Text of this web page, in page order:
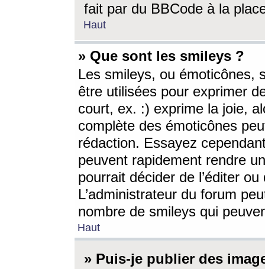
fait par du BBCode à la
Haut
» Que sont les smileys ?
Les smileys, ou émoticônes,
être utilisées pour exprimer
court, ex. :) exprime la joie,
complète des émoticônes
rédaction. Essayez
peuvent rapidement rendre
pourrait décider de l’éditer
L’administrateur du forum
nombre de smileys qui
Haut
» Puis-je publier des